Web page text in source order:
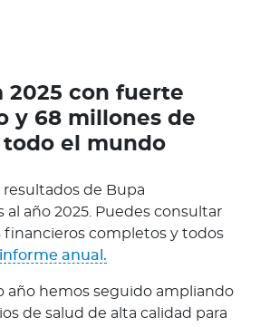
2025 con fuerte
y 68 millones de
el mundo
de Bupa
año 2025. Puedes consultar
financieros completos y todos
informe anual.
año hemos seguido ampliando
de salud de alta calidad para